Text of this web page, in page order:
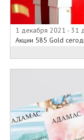
1 декабря 2021 - 31
Акции 585 Gold